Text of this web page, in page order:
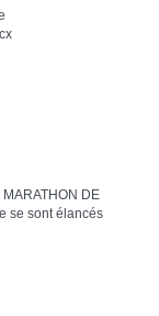
DE
se sont élancés